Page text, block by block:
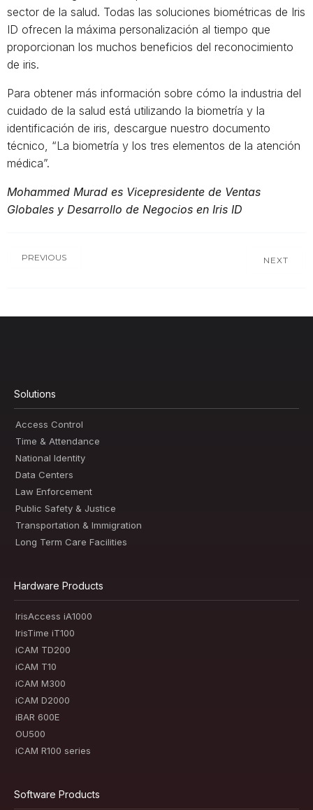
sector de la salud. Todas las soluciones biométricas de Iris
ID ofrecen la máxima personalización al tiempo que
proporcionan los muchos beneficios del reconocimiento
de iris.
Para obtener más información sobre cómo la industria del
cuidado de la salud está utilizando la biometría y la
identificación de iris, descargue nuestro documento
técnico, “La biometría y los tres elementos de la atención
médica”.
Mohammed Murad es Vicepresidente de Ventas
Globales y Desarrollo de Negocios en Iris ID
PREVIOUS NEXT
Solutions
Access Control
Time & Attendance
National Identity
Data Centers
Law Enforcement
Public Safety & Justice
Transportation & Immigration
Long Term Care Facilities
Hardware Products
IrisAccess iA1000
IrisTime iT100
iCAM TD200
iCAM T10
iCAM M300
iCAM D2000
iBAR 600E
OU500
iCAM R100 series
Software Products